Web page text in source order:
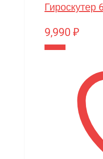
Гироскутер
9,990 ₽